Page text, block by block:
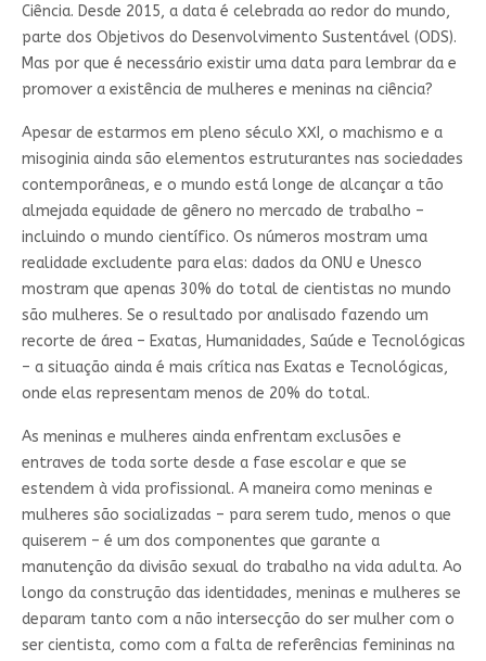
Ciência. Desde 2015, a data é celebrada ao redor do mundo,
parte dos Objetivos do Desenvolvimento Sustentável (ODS).
Mas por que é necessário existir uma data para lembrar da e
promover a existência de mulheres e meninas na ciência?
Apesar de estarmos em pleno século XXI, o machismo e a
misoginia ainda são elementos estruturantes nas sociedades
contemporâneas, e o mundo está longe de alcançar a tão
almejada equidade de gênero no mercado de trabalho –
incluindo o mundo científico. Os números mostram uma
realidade excludente para elas: dados da ONU e Unesco
mostram que apenas 30% do total de cientistas no mundo
são mulheres. Se o resultado por analisado fazendo um
recorte de área – Exatas, Humanidades, Saúde e Tecnológicas
– a situação ainda é mais crítica nas Exatas e Tecnológicas,
onde elas representam menos de 20% do total.
As meninas e mulheres ainda enfrentam exclusões e
entraves de toda sorte desde a fase escolar e que se
estendem à vida profissional. A maneira como meninas e
mulheres são socializadas – para serem tudo, menos o que
quiserem – é um dos componentes que garante a
manutenção da divisão sexual do trabalho na vida adulta. Ao
longo da construção das identidades, meninas e mulheres se
deparam tanto com a não intersecção do ser mulher com o
ser cientista, como com a falta de referências femininas na